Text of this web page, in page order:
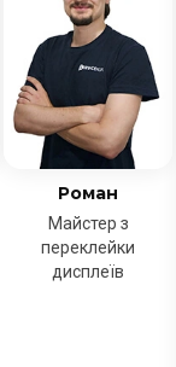
Роман
Майстер з
переклейки
дисплеїв